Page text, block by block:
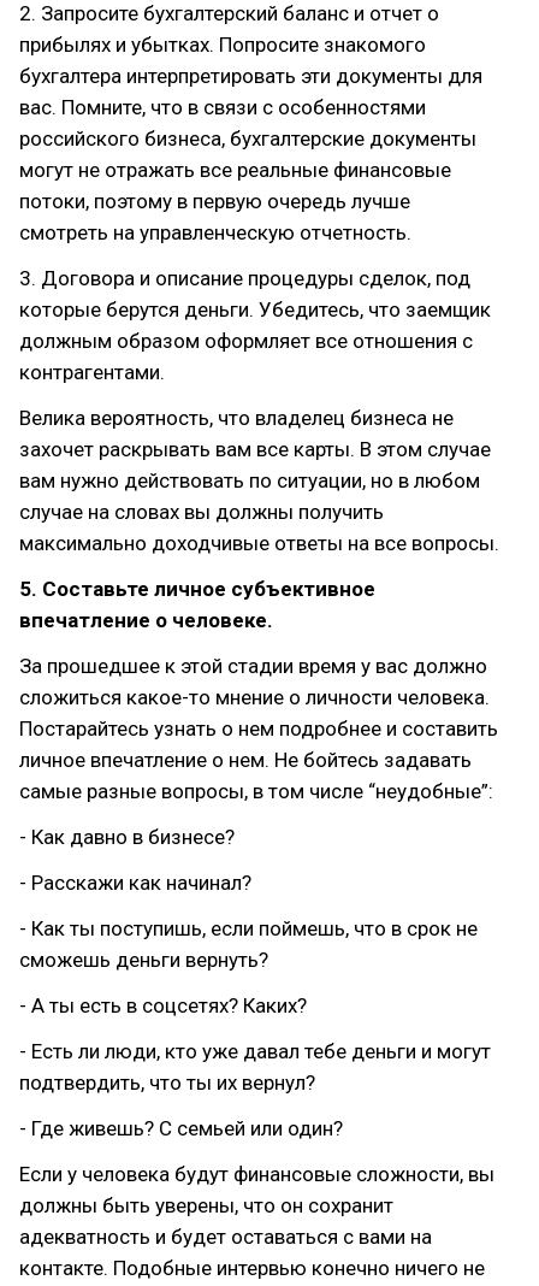
2. Запросите бухгалтерский баланс и отчет о
прибылях и убытках. Попросите знакомого
бухгалтера интерпретировать эти документы для
вас. Помните, что в связи с особенностями
российского бизнеса, бухгалтерские документы
могут не отражать все реальные финансовые
потоки, поэтому в первую очередь лучше
смотреть на управленческую отчетность.
3. Договора и описание процедуры сделок, под
которые берутся деньги. Убедитесь, что заемщик
должным образом оформляет все отношения с
контрагентами.
Велика вероятность, что владелец бизнеса не
захочет раскрывать вам все карты. В этом случае
вам нужно действовать по ситуации, но в любом
случае на словах вы должны получить
максимально доходчивые ответы на все вопросы.
5. Составьте личное субъективное
впечатление о человеке.
За прошедшее к этой стадии время у вас должно
сложиться какое-то мнение о личности человека.
Постарайтесь узнать о нем подробнее и составить
личное впечатление о нем. Не бойтесь задавать
самые разные вопросы, в том числе “неудобные”:
- Как давно в бизнесе?
- Расскажи как начинал?
- Как ты поступишь, если поймешь, что в срок не
сможешь деньги вернуть?
- А ты есть в соцсетях? Каких?
- Есть ли люди, кто уже давал тебе деньги и могут
подтвердить, что ты их вернул?
- Где живешь? С семьей или один?
Если у человека будут финансовые сложности, вы
должны быть уверены, что он сохранит
адекватность и будет оставаться с вами на
контакте. Подобные интервью конечно ничего не